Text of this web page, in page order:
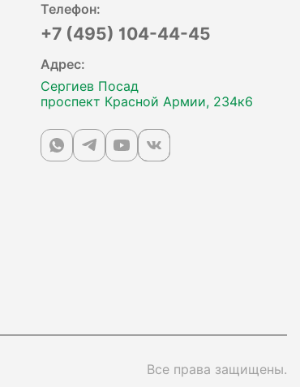
Телефон:
+7 (495) 104-44-45
Адрес:
Сергиев Посад
проспект Красной Армии, 234к6
Все права защищены.